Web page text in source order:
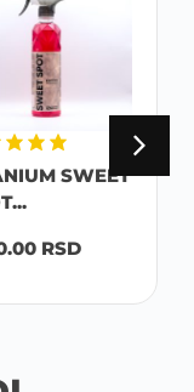
SWEET
RSD